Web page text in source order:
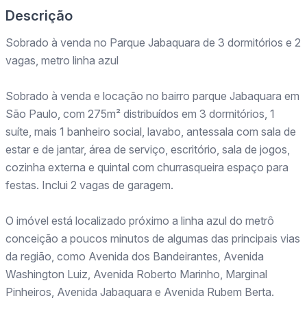
Descrição
Sobrado à venda no Parque Jabaquara de 3 dormitórios e 2
vagas, metro linha azul
Sobrado à venda e locação no bairro parque Jabaquara em
São Paulo, com 275m² distribuídos em 3 dormitórios, 1
suíte, mais 1 banheiro social, lavabo, antessala com sala de
estar e de jantar, área de serviço, escritório, sala de jogos,
cozinha externa e quintal com churrasqueira espaço para
festas. Inclui 2 vagas de garagem.
O imóvel está localizado próximo a linha azul do metrô
conceição a poucos minutos de algumas das principais vias
da região, como Avenida dos Bandeirantes, Avenida
Washington Luiz, Avenida Roberto Marinho, Marginal
Pinheiros, Avenida Jabaquara e Avenida Rubem Berta.